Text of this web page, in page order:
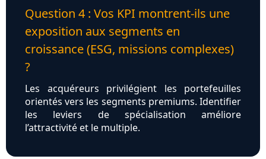
Question 4 : Vos KPI montrent-ils une
exposition aux segments en
croissance (ESG, missions complexes)
?
Les acquéreurs privilégient les portefeuilles
orientés vers les segments premiums. Identifier
les leviers de spécialisation améliore
l’attractivité et le multiple.